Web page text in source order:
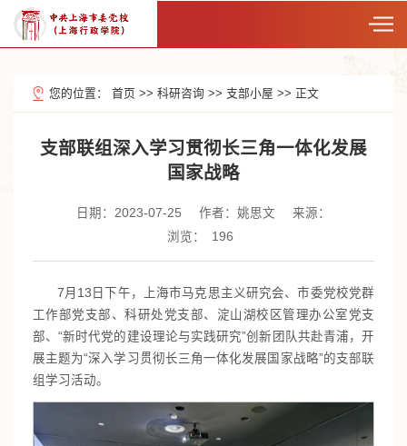
您的位置： 首页 >> 科研咨询 >> 支部小屋 >> 正文
支部联组深入学习贯彻长三角一体化发展
国家战略
日期：2023-07-25 作者：姚思文
来源：
浏览：
196
7月13日下午，上海市马克思主义研究会、市委党校党群
工作部党支部、科研处党支部、淀山湖校区管理办公室党支
部、“新时代党的建设理论与实践研究”创新团队共赴青浦，开
展主题为“深入学习贯彻长三角一体化发展国家战略”的支部联
组学习活动。